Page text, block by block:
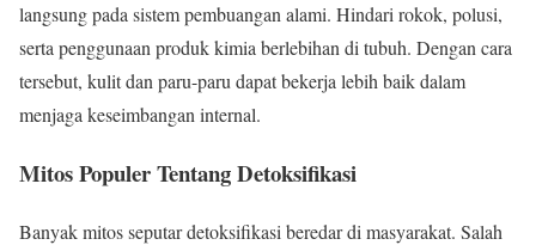
langsung pada sistem pembuangan alami. Hindari rokok, polusi,
serta penggunaan produk kimia berlebihan di tubuh. Dengan cara
tersebut, kulit dan paru-paru dapat bekerja lebih baik dalam
menjaga keseimbangan internal.
Mitos Populer Tentang Detoksifikasi
Banyak mitos seputar detoksifikasi beredar di masyarakat. Salah